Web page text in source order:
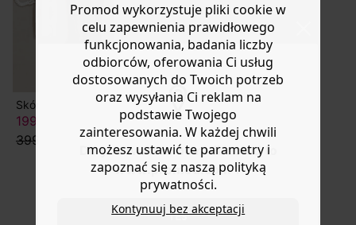
Do you want to be redirected to
www.promod.com ?
YES
Skórzane botki western damskie
199,50 ZŁ
399,90 zł
Promod wykorzystuje pliki cookie w
celu zapewnienia prawidłowego
funkcjonowania, badania liczby
odbiorców, oferowania Ci usług
dostosowanych do Twoich potrzeb
oraz wysyłania Ci reklam na
podstawie Twojego
zainteresowania. W każdej chwili
możesz ustawić te parametry i
zapoznać się z naszą polityką
prywatności.
Kontynuuj bez akceptacji